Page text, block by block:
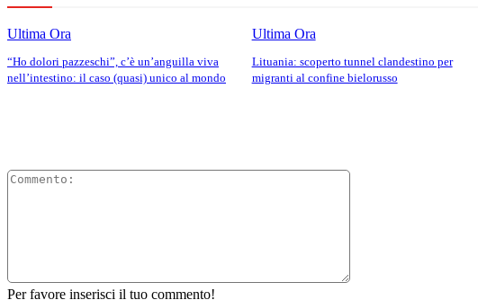
Ultima Ora
“Ho dolori pazzeschi”, c’è un’anguilla viva
nell’intestino: il caso (quasi) unico al mondo
Ultima Ora
Lituania: scoperto tunnel clandestino per
migranti al confine bielorusso
Commento:
Per favore inserisci il tuo commento!